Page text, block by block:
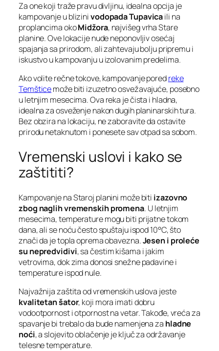
Za one koji traže pravu divljinu, idealna opcija je
kampovanje u blizinivodopada Tupavicaili na
proplancima okoMidžora, najvišeg vrha Stare
planine. Ove lokacije nude neponovljiv osećaj
spajanja sa prirodom, ali zahtevaju bolju pripremu i
iskustvo u kampovanju u izolovanim predelima.
Ako volite rečne tokove, kampovanje poredreke
Temšticemože biti izuzetno osvežavajuće, posebno
u letnjim mesecima. Ova reka je čista i hladna,
idealna za osveženje nakon dugih planinarskih tura.
Bez obzira na lokaciju, ne zaboravite da ostavite
prirodu netaknutom i ponesete sav otpad sa sobom.
Vremenski uslovi i kako se
zaštititi?
Kampovanje na Staroj planini može biti izazovno
zbog naglih vremenskih promena. U letnjim
mesecima, temperature mogu biti prijatne tokom
dana, ali se noću često spuštaju ispod 10°C, što
znači da je topla oprema obavezna.Jesen i proleće
su nepredvidivi, sa čestim kišama i jakim
vetrovima, dok zima donosi snežne padavine i
temperature ispod nule.
Najvažnija zaštita od vremenskih uslova jeste
kvalitetan šator, koji mora imati dobru
vodootpornost i otpornost na vetar. Takođe, vreća za
spavanje bi trebalo da bude namenjena za hladne
noći, a slojevito oblačenje je ključ za održavanje
telesne temperature.